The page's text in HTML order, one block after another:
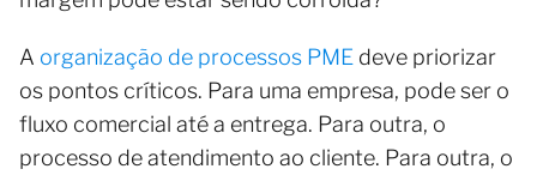
A organização de processos PME deve priorizar
os pontos críticos. Para uma empresa, pode ser o
fluxo comercial até a entrega. Para outra, o
processo de atendimento ao cliente. Para outra, o